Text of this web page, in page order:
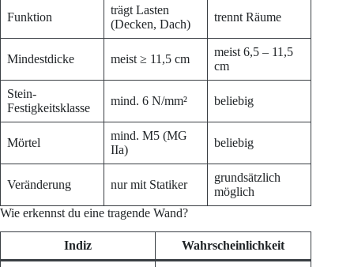
Funktion
trägt Lasten
(Decken, Dach)
trennt Räume
Mindestdicke meist ≥ 11,5 cm
meist 6,5 – 11,5
cm
Stein-
Festigkeitsklasse
mind. 6 N/mm² beliebig
Mörtel
mind. M5 (MG
IIa)
beliebig
Veränderung nur mit Statiker
grundsätzlich
möglich
Wie erkennst du eine tragende Wand?
Indiz Wahrscheinlichkeit